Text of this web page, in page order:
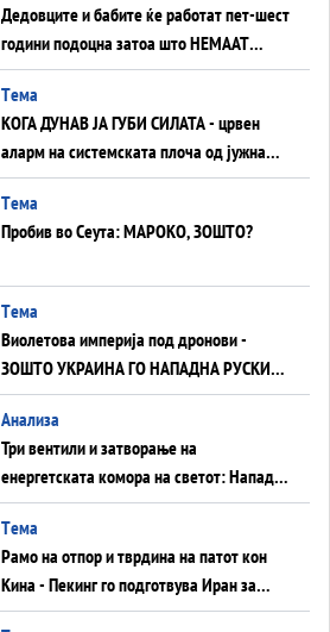
Дедовците и бабите ќе работат пет-шест
години подоцна затоа што НЕМААТ
ВНУЦИ ДА ГИ ЗАМЕНАТ
Tема
КОГА ДУНАВ ЈА ГУБИ СИЛАТА - црвен
аларм на системската плоча од јужна
Германија до Црното Море...
Tема
Пробив во Сеута: МАРОКО, ЗОШТО?
Tема
Виолетова империја под дронови -
ЗОШТО УКРАИНА ГО НАПАДНА РУСКИОТ
WILDBERRIES
Aнализа
Три вентили и затворање на
енергетската комора на светот: Нападот
во Суец најавува глобален енергетски
инфаркт?
Tема
Рамо на отпор и тврдина на патот кон
Кина - Пекинг го подготвува Иран за
американска копнена инвазија